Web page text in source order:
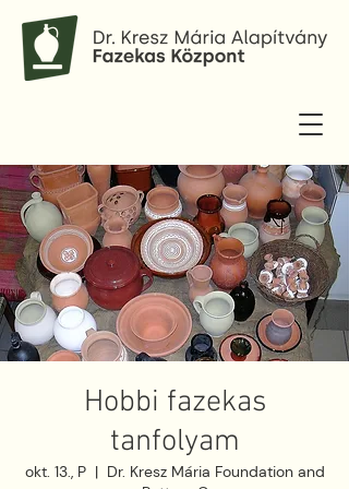
Hobbi fazekas
tanfolyam
okt. 13., P
  |
Dr. Kresz Mária Foundation and